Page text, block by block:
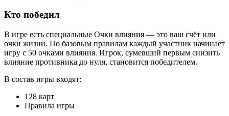
Кто победил
В игре есть специальные Очки влияния — это ваш счёт или
очки жизни. По базовым правилам каждый участник начинает
игру с 50 очками влияния. Игрок, сумевший первым снизить
влияние противника до нуля, становится победителем.
В состав игры входят:
128 карт
Правила игры